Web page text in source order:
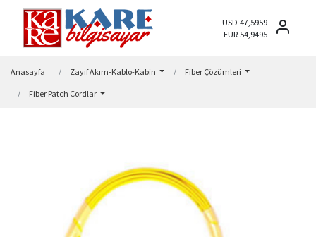
USD 47,5959
EUR 54,9495
Anasayfa Zayıf Akım-Kablo-Kabin Fiber Çözümleri
Fiber Patch Cordlar